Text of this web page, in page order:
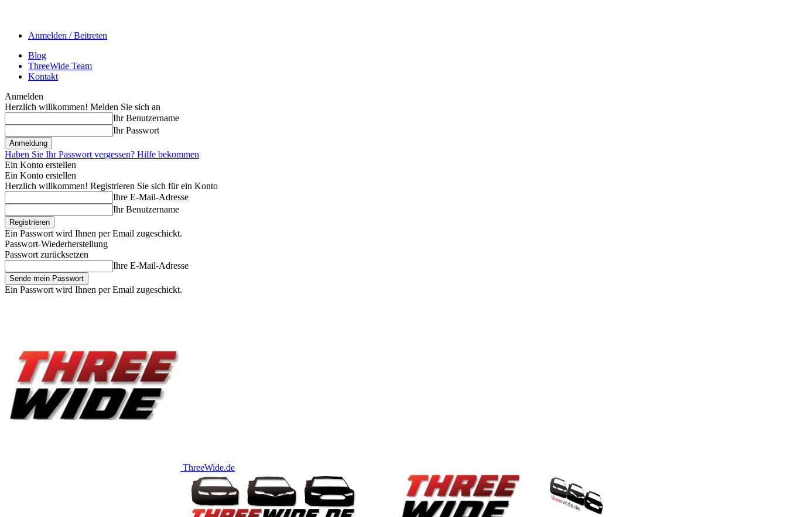
Anmelden / Beitreten
Blog
ThreeWide Team
Kontakt
Anmelden
Herzlich willkommen! Melden Sie sich an
Ihr Benutzername
Ihr Passwort
Haben Sie Ihr Passwort vergessen? Hilfe bekommen
Ein Konto erstellen
Ein Konto erstellen
Herzlich willkommen! Registrieren Sie sich für ein Konto
Ihre E-Mail-Adresse
Ihr Benutzername
Ein Passwort wird Ihnen per Email zugeschickt.
Passwort-Wiederherstellung
Passwort zurücksetzen
Ihre E-Mail-Adresse
Ein Passwort wird Ihnen per Email zugeschickt.
ThreeWide.de